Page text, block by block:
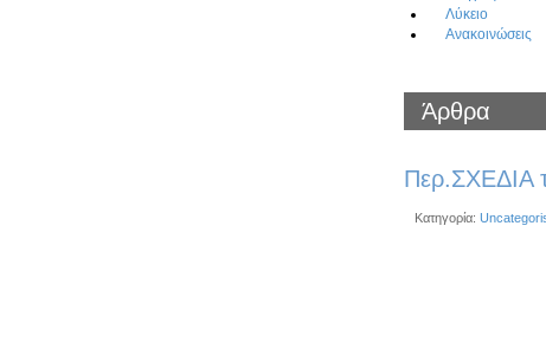
Λύκειο
Ανακοινώσεις
Άρθρα
Περ.ΣΧΕΔΙΑ
Κατηγορία: